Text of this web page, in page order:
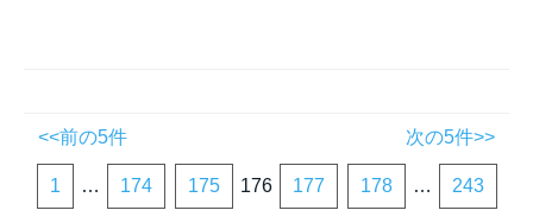
<<前の5件
1 … 174 175 176 177 178 … 243
次の5件>>